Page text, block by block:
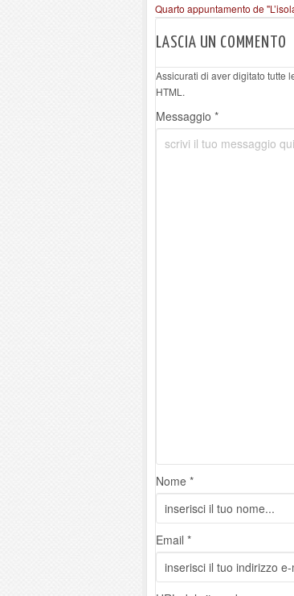
Quarto appuntamento de
LASCIA UN COMMENTO
Assicurati di aver digitato tutte
HTML.
Messaggio *
Nome *
Email *